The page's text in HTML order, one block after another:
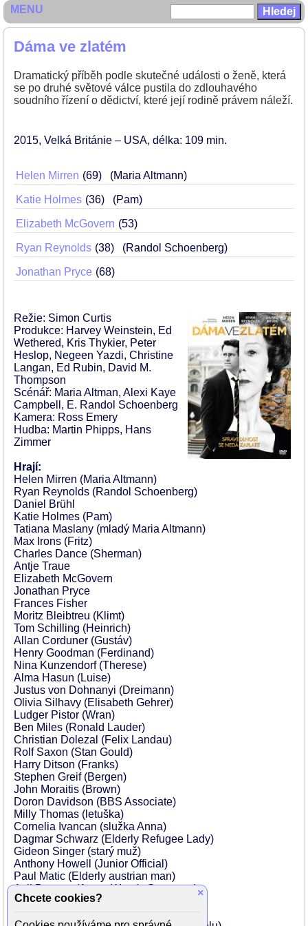
Dáma ve zlatém
Dramatický příběh podle skutečné události o ženě, která
se po druhé světové válce pustila do zdlouhavého
soudního řízení o dědictví, které její rodině právem náleží.
2015 Velká Británie – USA délka: 109 min
Helen Mirren 69 (Maria Altmann)
Katie Holmes 36 (Pam)
Elizabeth McGovern 53
Ryan Reynolds 38 (Randol Schoenberg)
Jonathan Pryce 68
Režie: Simon Curtis
Produkce: Harvey Weinstein, Ed
Wethered, Kris Thykier, Peter
Heslop, Negeen Yazdi, Christine
Langan, Ed Rubin, David M.
Thompson
Scénář: Maria Altman, Alexi Kaye
Campbell, E. Randol Schoenberg
Kamera: Ross Emery
Hudba: Martin Phipps, Hans
Zimmer
Hrají:
Helen Mirren (Maria Altmann)
Ryan Reynolds (Randol Schoenberg)
Daniel Brühl
Katie Holmes (Pam)
Tatiana Maslany (mladý Maria Altmann)
Max Irons (Fritz)
Charles Dance (Sherman)
Antje Traue
Elizabeth McGovern
Jonathan Pryce
Frances Fisher
Moritz Bleibtreu (Klimt)
Tom Schilling (Heinrich)
Allan Corduner (Gustáv)
Henry Goodman (Ferdinand)
Nina Kunzendorf (Therese)
Alma Hasun (Luise)
Justus von Dohnanyi (Dreimann)
Olivia Silhavy (Elisabeth Gehrer)
Ludger Pistor (Wran)
Ben Miles (Ronald Lauder)
Christian Dolezal (Felix Landau)
Rolf Saxon (Stan Gould)
Harry Ditson (Franks)
Stephen Greif (Bergen)
John Moraitis (Brown)
Doron Davidson (BBS Associate)
Milly Thomas (letuška)
Cornelia Ivancan (služka Anna)
Dagmar Schwarz (Elderly Refugee Lady)
Gideon Singer (starý muž)
Anthony Howell (Junior Official)
Paul Matic (Elderly austrian man)
Asli Bayram (Anna, Wran's Secretary)
Alexander E. Fennon (Bernhard Kohler)
MENU
×
Chcete cookies?